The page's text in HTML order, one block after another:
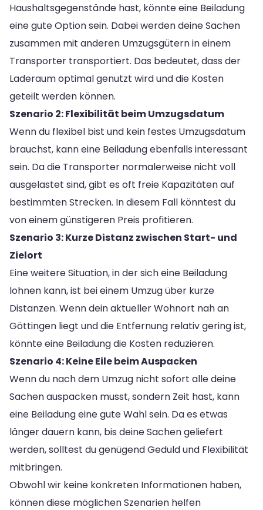
Haushaltsgegenstände hast, könnte eine Beiladung
eine gute Option sein. Dabei werden deine Sachen
zusammen mit anderen Umzugsgütern in einem
Transporter transportiert. Das bedeutet, dass der
Laderaum optimal genutzt wird und die Kosten
geteilt werden können.
Szenario 2: Flexibilität beim Umzugsdatum
Wenn du flexibel bist und kein festes Umzugsdatum
brauchst, kann eine Beiladung ebenfalls interessant
sein. Da die Transporter normalerweise nicht voll
ausgelastet sind, gibt es oft freie Kapazitäten auf
bestimmten Strecken. In diesem Fall könntest du
von einem günstigeren Preis profitieren.
Szenario 3: Kurze Distanz zwischen Start- und
Zielort
Eine weitere Situation, in der sich eine Beiladung
lohnen kann, ist bei einem Umzug über kurze
Distanzen. Wenn dein aktueller Wohnort nah an
Göttingen liegt und die Entfernung relativ gering ist,
könnte eine Beiladung die Kosten reduzieren.
Szenario 4: Keine Eile beim Auspacken
Wenn du nach dem Umzug nicht sofort alle deine
Sachen auspacken musst, sondern Zeit hast, kann
eine Beiladung eine gute Wahl sein. Da es etwas
länger dauern kann, bis deine Sachen geliefert
werden, solltest du genügend Geduld und Flexibilität
mitbringen.
Obwohl wir keine konkreten Informationen haben,
können diese möglichen Szenarien helfen